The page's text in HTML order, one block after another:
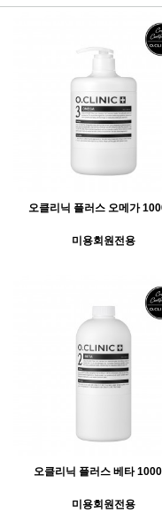
오클리닉 플러스 오메가
미용회원전용
오클리닉 플러스 베타
미용회원전용